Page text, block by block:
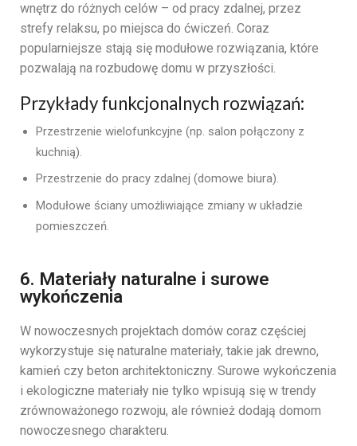
wnętrz do różnych celów – od pracy zdalnej, przez
strefy relaksu, po miejsca do ćwiczeń. Coraz
popularniejsze stają się modułowe rozwiązania, które
pozwalają na rozbudowę domu w przyszłości.
Przykłady funkcjonalnych rozwiązań:
Przestrzenie wielofunkcyjne (np. salon połączony z
kuchnią).
Przestrzenie do pracy zdalnej (domowe biura).
Modułowe ściany umożliwiające zmiany w układzie
pomieszczeń.
6. Materiały naturalne i surowe
wykończenia
W nowoczesnych projektach domów coraz częściej
wykorzystuje się naturalne materiały, takie jak drewno,
kamień czy beton architektoniczny. Surowe wykończenia
i ekologiczne materiały nie tylko wpisują się w trendy
zrównoważonego rozwoju, ale również dodają domom
nowoczesnego charakteru.